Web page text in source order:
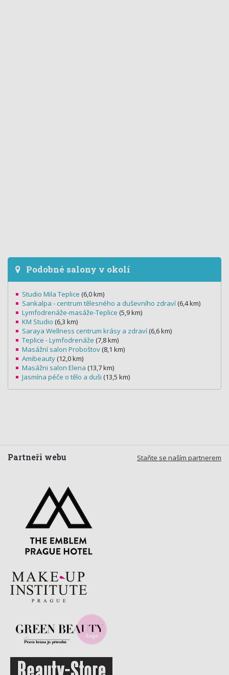
Podobné salony v okolí
Studio Mila Teplice (6,0 km)
Sankalpa - centrum tělesného a duševního zdraví (6,4 km)
Lymfodrenáže-masáže-Teplice (5,9 km)
KM Studio (6,3 km)
Saraya Wellness centrum krásy a zdraví (6,6 km)
Teplice - Lymfodrenáže (7,8 km)
Masážní salon Proboštov (8,1 km)
Amibeauty (12,0 km)
Masážni salon Elena (13,7 km)
Jasmína péče o tělo a duši (13,5 km)
Staňte se naším partnerem
Partneři webu